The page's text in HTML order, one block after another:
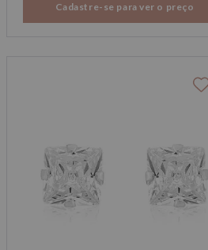
Cadastre-se para ver o preço